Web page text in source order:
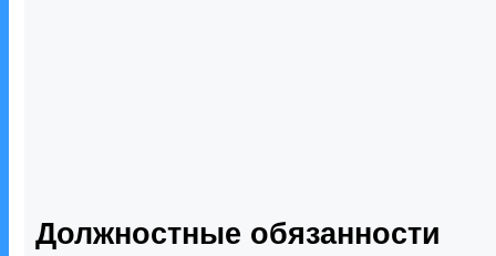
Должностные обязанности